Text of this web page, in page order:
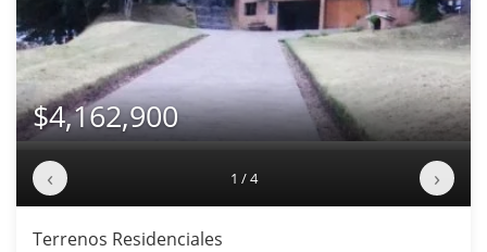
$4,162,900
‹ 1 / 4 ›
Terrenos Residenciales